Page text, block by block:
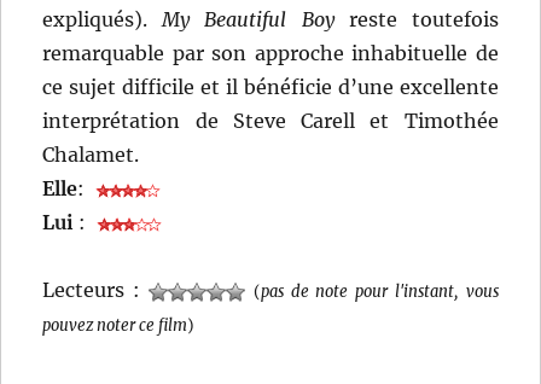
expliqués).MyBeautiful Boyreste toutefois
remarquable par son approche inhabituelle de
ce sujet difficile et il bénéficie d’une excellente
interprétation de Steve Carell et Timothée
Chalamet.
Elle:
Lui :
Lecteurs : (pas de note pour l'instant, vous
pouvez noter ce film)